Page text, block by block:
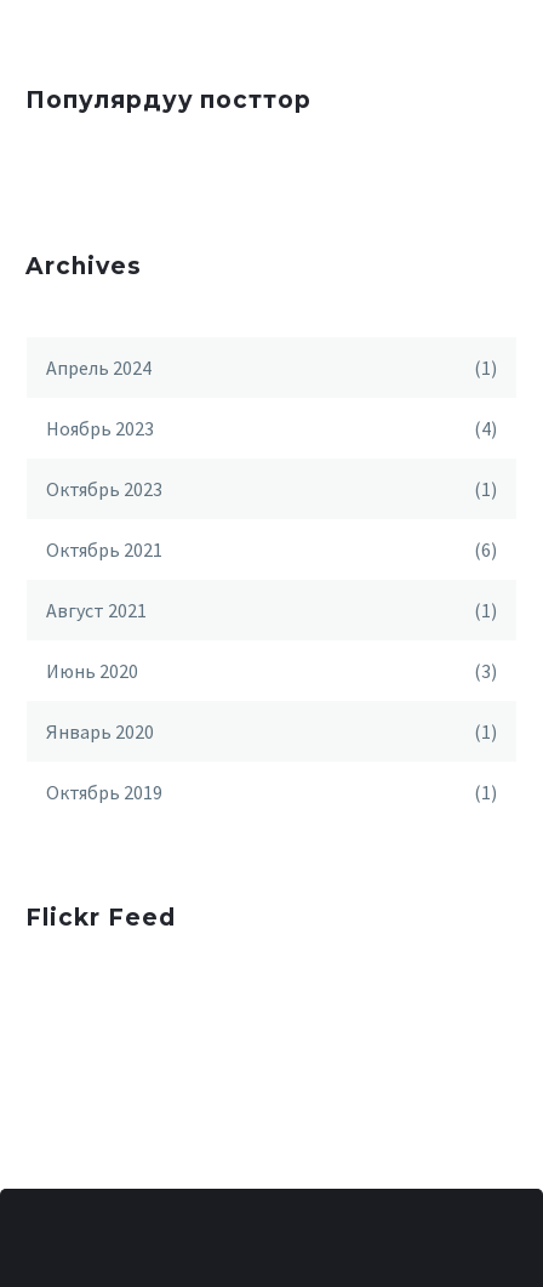
Популярдуу посттор
Archives
Апрель 2024 (1)
Ноябрь 2023 (4)
Октябрь 2023 (1)
Октябрь 2021 (6)
Август 2021 (1)
Июнь 2020 (3)
Январь 2020 (1)
Октябрь 2019 (1)
Flickr Feed